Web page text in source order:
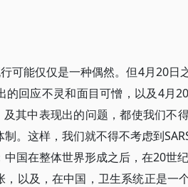
可能仅仅是一种偶然。但4月20
的回应不灵和面目可憎，以及4月
及其中表现出的问题，都使我们不
。这样，我们就不得不考虑到
国在整体世界形成之后，在20世
，以及，在中国，卫生系统正是一